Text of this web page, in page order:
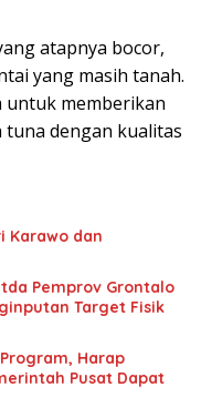
atapnya bocor,
yang masih tanah.
untuk memberikan
tuna dengan kualitas
Karawo dan
Pemprov Grontalo
Target Fisik
Harap
Pusat Dapat